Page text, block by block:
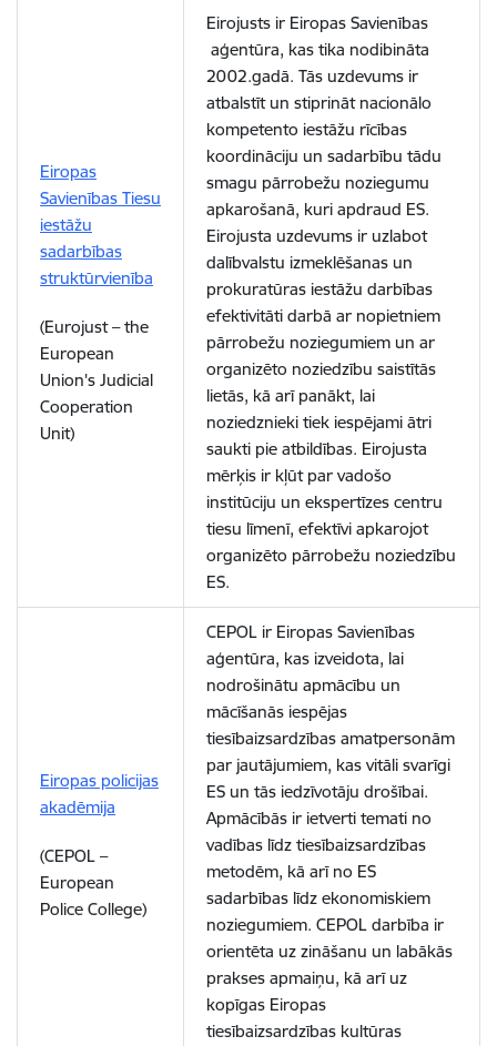
Eiropas
Savienības Tiesu
iestāžu
sadarbības
struktūrvienība
(Eurojust – the
European
Union's Judicial
Cooperation
Unit)
Eirojusts ir Eiropas Savienības
aģentūra, kas tika nodibināta
2002.gadā. Tās uzdevums ir
atbalstīt un stiprināt nacionālo
kompetento iestāžu rīcības
koordināciju un sadarbību tādu
smagu pārrobežu noziegumu
apkarošanā, kuri apdraud ES.
Eirojusta uzdevums ir uzlabot
dalībvalstu izmeklēšanas un
prokuratūras iestāžu darbības
efektivitāti darbā ar nopietniem
pārrobežu noziegumiem un ar
organizēto noziedzību saistītās
lietās, kā arī panākt, lai
noziedznieki tiek iespējami ātri
saukti pie atbildības. Eirojusta
mērķis ir kļūt par vadošo
institūciju un ekspertīzes centru
tiesu līmenī, efektīvi apkarojot
organizēto pārrobežu noziedzību
ES.
Eiropas policijas
akadēmija
(CEPOL –
European
Police College)
CEPOL ir Eiropas Savienības
aģentūra, kas izveidota, lai
nodrošinātu apmācību un
mācīšanās iespējas
tiesībaizsardzības amatpersonām
par jautājumiem, kas vitāli svarīgi
ES un tās iedzīvotāju drošībai.
Apmācībās ir ietverti temati no
vadības līdz tiesībaizsardzības
metodēm, kā arī no ES
sadarbības līdz ekonomiskiem
noziegumiem. CEPOL darbība ir
orientēta uz zināšanu un labākās
prakses apmaiņu, kā arī uz
kopīgas Eiropas
tiesībaizsardzības kultūras